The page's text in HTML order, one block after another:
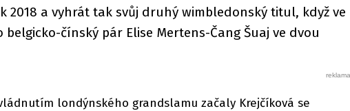
2018 a vyhrát tak svůj druhý wimbledonský titul, když ve
čínský pár Elise Mertens-Čang Šuaj ve dvou
londýnského grandslamu začaly Krejčíková se